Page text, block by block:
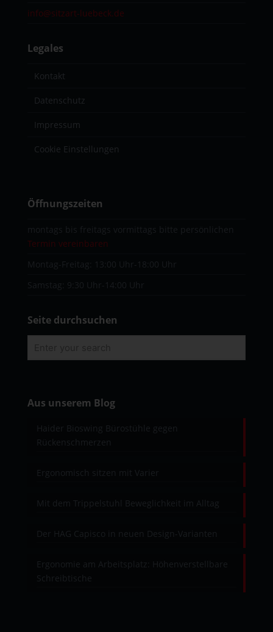
info@sitzart-luebeck.de
Legales
Kontakt
Datenschutz
Impressum
Cookie Einstellungen
Öffnungszeiten
montags bis freitags vormittags bitte persönlichen
Termin vereinbaren
Montag-Freitag: 13:00 Uhr-18:00 Uhr
Samstag: 9:30 Uhr-14:00 Uhr
Seite durchsuchen
Aus unserem Blog
Haider Bioswing Bürostühle gegen
Rückenschmerzen
Ergonomisch sitzen mit Varier
Mit dem Trippelstuhl Beweglichkeit im Alltag
Der HAG Capisco in neuen Design-Varianten
Ergonomie am Arbeitsplatz: Höhenverstellbare
Schreibtische